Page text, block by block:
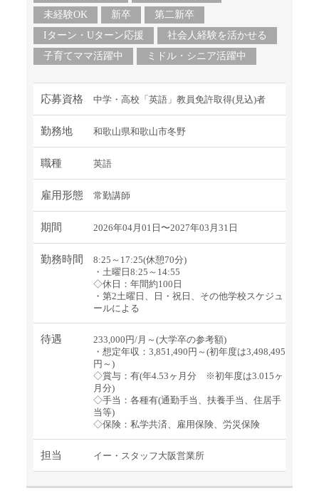
未経験OK
新卒
第二新卒
Iターン・Uターン応援
社会人経験を活かせる
子育てママ活躍中
ミドル・シニア活躍中
応募資格 中学・高校「英語」教員免許取得(見込)者
勤務地 和歌山県和歌山市冬野
職種 英語
雇用形態 常勤講師
期間 2026年04月01日〜2027年03月31日
勤務時間
8:25～17:25(休憩70分)
・土曜日8:25～14:55
◇休日：年間約100日
・第2土曜日、日・祝日、その他学校スケジュ
ールによる
待遇
233,000円/月～(大学卒の参考額)
・想定年収：3,851,490円～(初年度は3,498,495
円～)
◇賞与：有(年4.53ヶ月分 ※初年度は3.015ヶ
月分)
◇手当：各種有(通勤手当、扶養手当、住居手
当等)
◇保険：私学共済、雇用保険、労災保険
担当 イー・スタッフ大阪営業所